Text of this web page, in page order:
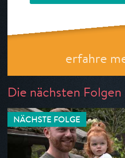
erfahre
Die nächsten Folgen
NÄCHSTE FOLGE